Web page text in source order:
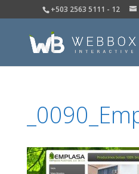
+503 2563 5111 - 12